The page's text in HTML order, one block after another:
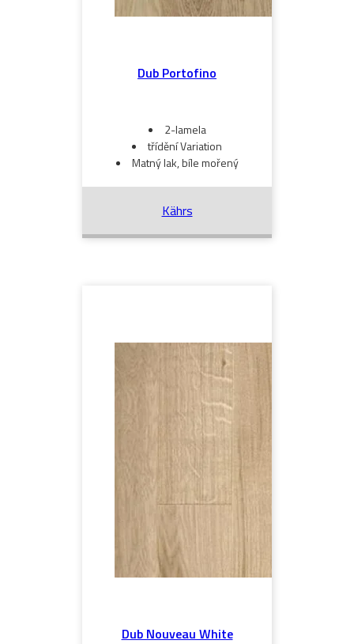
Dub Portofino
2-lamela
třídění Variation
Matný lak, bíle mořený
Kährs
Dub Nouveau White